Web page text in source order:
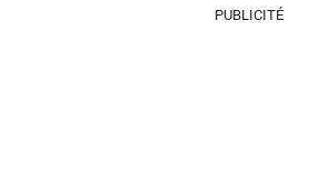
PUBLICITÉ